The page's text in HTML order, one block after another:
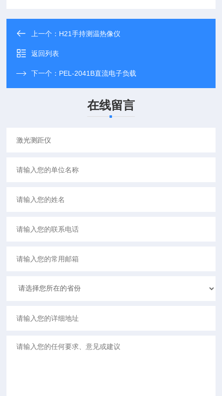
上一个： H21手持测温热像仪
返回列表
下一个： PEL-2041B直流电子负载
在线留言